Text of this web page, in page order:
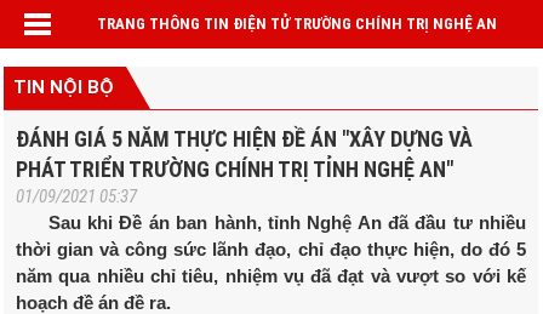
TRANG THÔNG TIN ĐIỆN TỬ TRƯỜNG CHÍNH TRỊ NGHỆ AN
TIN NỘI BỘ
ĐÁNH GIÁ 5 NĂM THỰC HIỆN ĐỀ ÁN "XÂY DỰNG VÀ
PHÁT TRIỂN TRƯỜNG CHÍNH TRỊ TỈNH NGHỆ AN"
01/09/2021 05:37
Sau khi Đề án ban hành, tỉnh Nghệ An đã đầu tư nhiều
thời gian và công sức lãnh đạo, chỉ đạo thực hiện, do đó 5
năm qua nhiều chỉ tiêu, nhiệm vụ đã đạt và vượt so với kế
hoạch đề án đề ra.